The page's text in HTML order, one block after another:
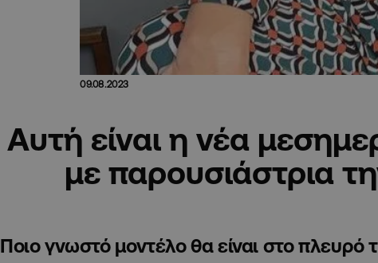
09.08.2023
Aυτή είναι η νέα
με παρουσιάστρια
Ποιο γνωστό μοντέλο θα είναι στο πλευρό